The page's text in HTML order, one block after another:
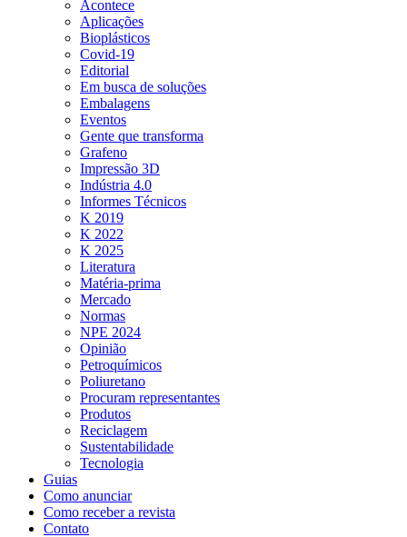
Acontece
Aplicações
Bioplásticos
Covid-19
Editorial
Em busca de soluções
Embalagens
Eventos
Gente que transforma
Grafeno
Impressão 3D
Indústria 4.0
Informes Técnicos
K 2019
K 2022
K 2025
Literatura
Matéria-prima
Mercado
Normas
NPE 2024
Opinião
Petroquímicos
Poliuretano
Procuram representantes
Produtos
Reciclagem
Sustentabilidade
Tecnologia
Guias
Como anunciar
Como receber a revista
Contato